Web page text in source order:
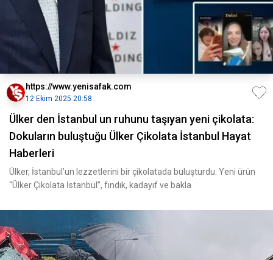
https://www.yenisafak.com
12 Ekim 2025 20:58
Ülker den İstanbul un ruhunu taşıyan yeni çikolata:
Dokuların buluştuğu Ülker Çikolata İstanbul Hayat
Haberleri
Ülker, İstanbul’un lezzetlerini bir çikolatada buluşturdu. Yeni ürün
“Ülker Çikolata İstanbul”, fındık, kadayıf ve bakla